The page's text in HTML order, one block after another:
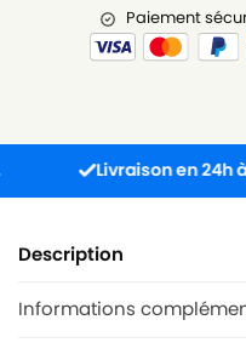
Paiement
Livraison en 24h à 72h.
Description
Informations